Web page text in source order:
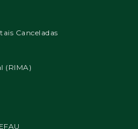
Canceladas
(RIMA)